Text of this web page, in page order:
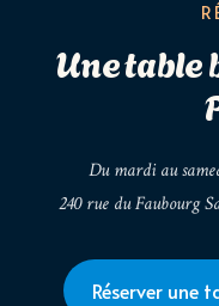
Une
Du mardi au
240 rue du Faubourg
Réserver une